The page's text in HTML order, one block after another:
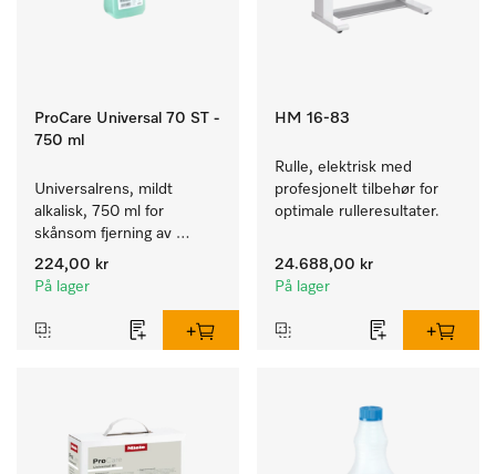
ProCare Universal 70 ST -
750 ml
Universalrens, mildt
alkalisk, 750 ml for
skånsom fjerning av
fettrester og smuss.
224,00 kr
På lager
HM 16-83
Rulle, elektrisk med
profesjonelt tilbehør for
optimale rulleresultater.
24.688,00 kr
På lager